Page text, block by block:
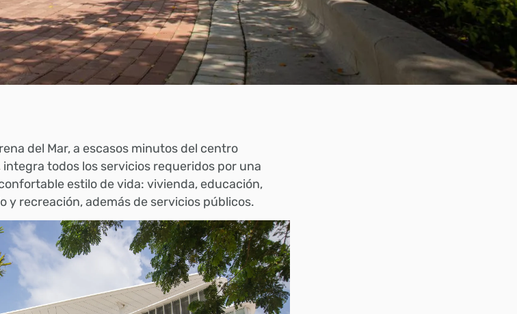
del Mar, a escasos minutos del centro
todos los servicios requeridos por una
estilo de vida: vivienda, educación,
y recreación, además de servicios públicos.